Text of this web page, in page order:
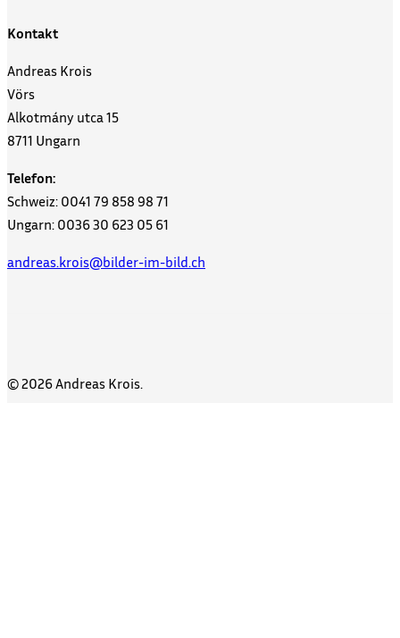
Kontakt
Andreas Krois
Vörs
Alkotmány utca 15
8711 Ungarn
Telefon:
Schweiz: 0041 79 858 98 71
Ungarn: 0036 30 623 05 61
andreas.krois@bilder-im-bild.ch
© 2026 Andreas Krois.